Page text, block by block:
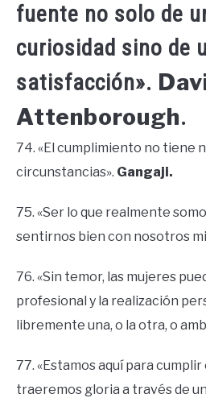
fuente no solo de
curiosidad sino de
satisfacción».
Attenborough.
74. «El cumplimiento no tiene
circunstancias». Gangaji.
75. «Ser lo que realmente
sentirnos bien con nosotros
76. «Sin temor, las mujeres
profesional y la realización
libremente una, o la otra, o
77. «Estamos aquí para cumplir
traeremos gloria a través de